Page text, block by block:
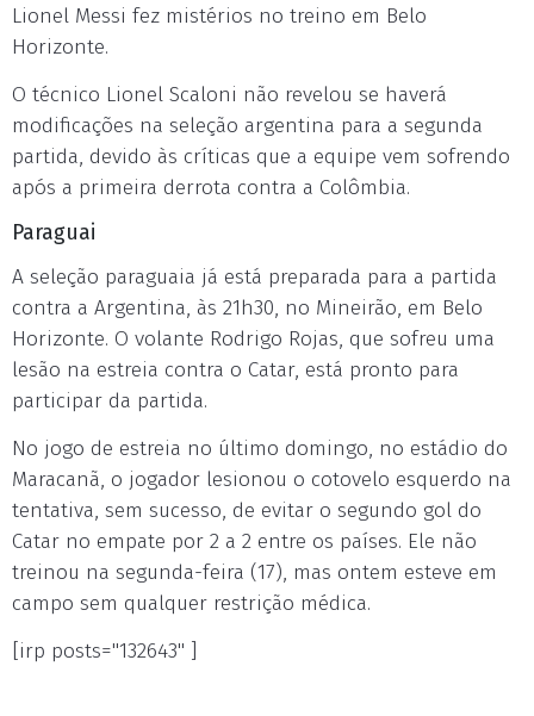
Lionel Messi fez mistérios no treino em Belo
Horizonte.
O técnico Lionel Scaloni não revelou se haverá
modificações na seleção argentina para a segunda
partida, devido às críticas que a equipe vem sofrendo
após a primeira derrota contra a Colômbia.
Paraguai
A seleção paraguaia já está preparada para a partida
contra a Argentina, às 21h30, no Mineirão, em Belo
Horizonte. O volante Rodrigo Rojas, que sofreu uma
lesão na estreia contra o Catar, está pronto para
participar da partida.
No jogo de estreia no último domingo, no estádio do
Maracanã, o jogador lesionou o cotovelo esquerdo na
tentativa, sem sucesso, de evitar o segundo gol do
Catar no empate por 2 a 2 entre os países. Ele não
treinou na segunda-feira (17), mas ontem esteve em
campo sem qualquer restrição médica.
[irp posts="132643" ]